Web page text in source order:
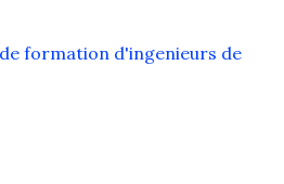
formation d'ingenieurs de